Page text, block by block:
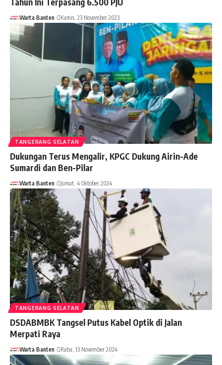
Warta Banten Kamis, 23 November 2023
TANGERANG SELATAN
Dukungan Terus Mengalir, KPGC Dukung Airin-Ade
Sumardi dan Ben-Pilar
Warta Banten Jumat, 4 Oktober 2024
TANGERANG SELATAN
DSDABMBK Tangsel Putus Kabel Optik di Jalan
Merpati Raya
Warta Banten Rabu, 13 November 2024